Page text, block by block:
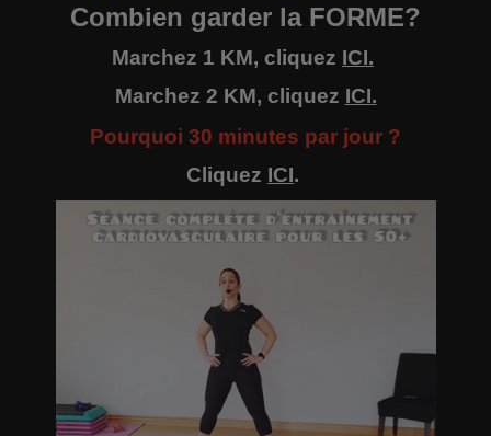
Combien garder la FORME?
Marchez 1 KM, cliquez ICI.
Marchez 2 KM, cliquez ICI.
Pourquoi 30 minutes par jour ?
Cliquez ICI.